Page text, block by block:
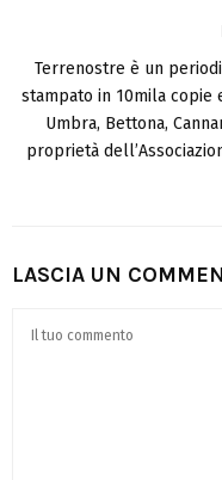
Terrenostre è un
stampato in 10mila copie
Umbra, Bettona,
proprietà
LASCIA UN